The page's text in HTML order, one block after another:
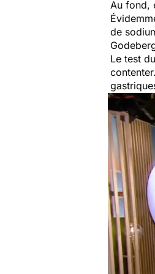
Au fond,
de
Le test